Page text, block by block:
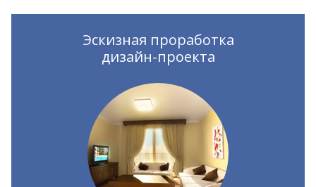
Эскизная проработка
дизайн-проекта